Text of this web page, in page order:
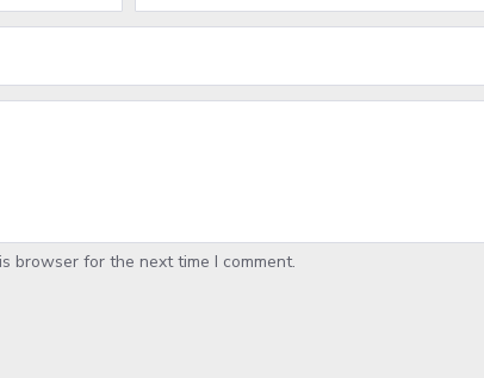
browser for the next time I comment.